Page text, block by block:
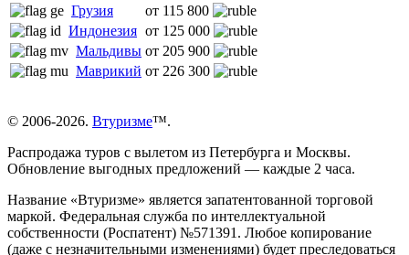
Грузия
от 115 800
Индонезия от 125 000
Мальдивы от 205 900
Маврикий от 226 300
© 2006-2026. Втуризме™.
Распродажа туров с вылетом из Петербурга и Москвы.
Обновление выгодных предложений — каждые 2 часа.
Название «Втуризме» является запатентованной торговой
маркой. Федеральная служба по интеллектуальной
собственности (Роспатент) №571391. Любое копирование
(даже с незначительными изменениями) будет преследоваться